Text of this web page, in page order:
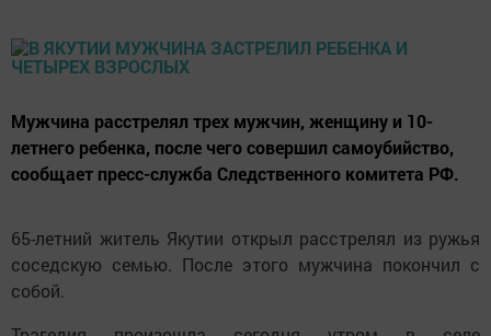
Мужчина расстрелял трех мужчин, женщину и 10-
летнего ребенка, после чего совершил самоубийство,
сообщает пресс-служба Следственного комитета РФ.
65-летний житель Якутии открыл расстрелял из ружья
соседскую семью. После этого мужчина покончил с
собой.